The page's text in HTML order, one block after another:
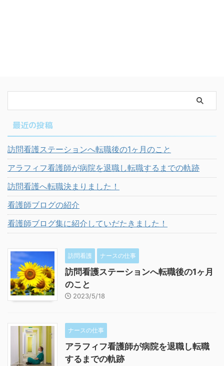
最近の投稿
訪問看護ステーションへ転職後の1ヶ月のこと
アラフィフ看護師が病院を退職し転職するまでの軌跡
訪問看護へ転職決まりました！
看護師ブログの紹介
看護師ブログ集に紹介していだたきました！
訪問看護 ナースの仕事
訪問看護ステーションへ転職後の1ヶ月
のこと
2023/5/18
ナースの仕事
アラフィフ看護師が病院を退職し転職
するまでの軌跡